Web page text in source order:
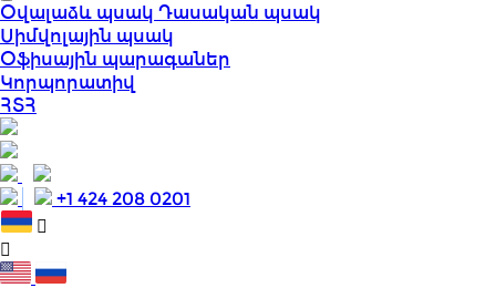
Օվալաձև պսակ Դասական պսակ
Սիմվոլային պսակ
Օֆիսային պարագաներ
Կորպորատիվ
ՀՏՀ
+1 424 208 0201